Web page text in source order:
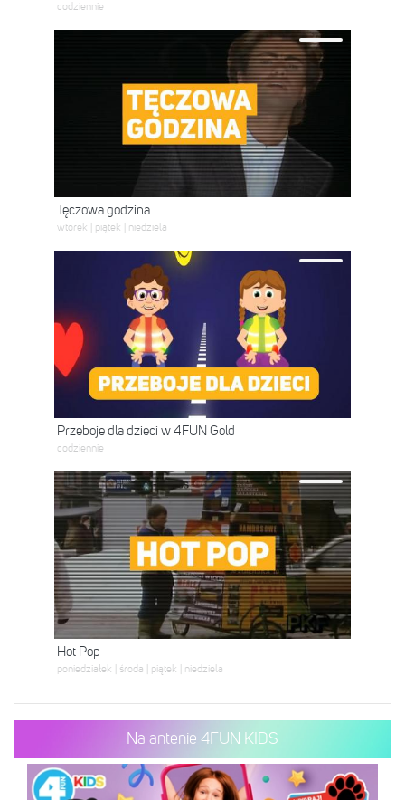
codziennie
Tęczowa godzina
wtorek | piątek | niedziela
Przeboje dla dzieci w 4FUN Gold
codziennie
Hot Pop
poniedziałek | środa | piątek | niedziela
Na antenie 4FUN KIDS